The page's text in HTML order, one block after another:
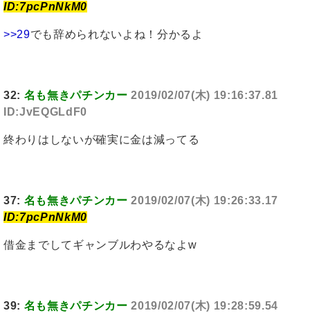
ID:7pcPnNkM0
>>29でも辞められないよね！分かるよ
32: 名も無きパチンカー 2019/02/07(木) 19:16:37.81
ID:JvEQGLdF0
終わりはしないが確実に金は減ってる
37: 名も無きパチンカー 2019/02/07(木) 19:26:33.17
ID:7pcPnNkM0
借金までしてギャンブルわやるなよw
39: 名も無きパチンカー 2019/02/07(木) 19:28:59.54